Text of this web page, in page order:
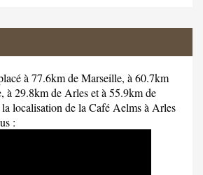
à 77.6km de Marseille, à 60.7km
à 29.8km de Arles et à 55.9km de
localisation de la Café Aelms à Arles
: